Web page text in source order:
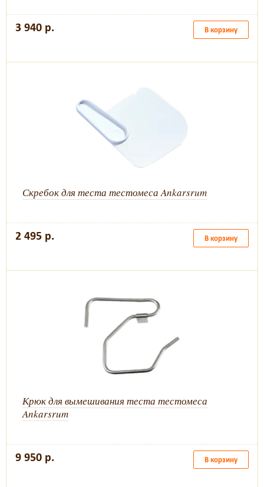
3 940 р. В корзину
Скребок для теста тестомеса Ankarsrum
2 495 р. В корзину
Крюк для вымешивания теста тестомеса
Ankarsrum
9 950 р. В корзину